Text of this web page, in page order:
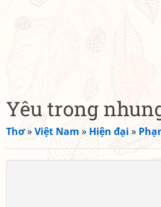
Yêu trong
Thơ»Việt Nam » Hiện đại »